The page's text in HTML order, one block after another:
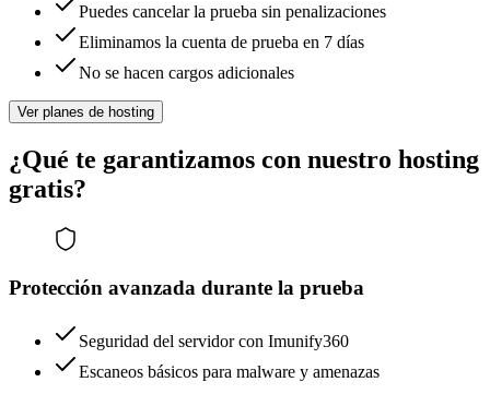
Puedes cancelar la prueba sin penalizaciones
Eliminamos la cuenta de prueba en 7 días
No se hacen cargos adicionales
Ver planes de hosting
¿Qué te garantizamos con nuestro hosting
gratis?
Protección avanzada durante la prueba
Seguridad del servidor con Imunify360
Escaneos básicos para malware y amenazas